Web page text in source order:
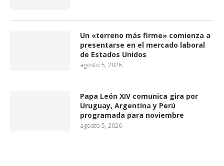
Un «terreno más firme» comienza a
presentarse en el mercado laboral
de Estados Unidos
agosto 5, 2026
Papa León XIV comunica gira por
Uruguay, Argentina y Perú
programada para noviembre
agosto 5, 2026